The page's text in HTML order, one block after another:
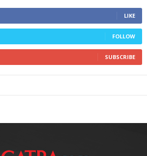
LIKE
FOLLOW
SUBSCRIBE